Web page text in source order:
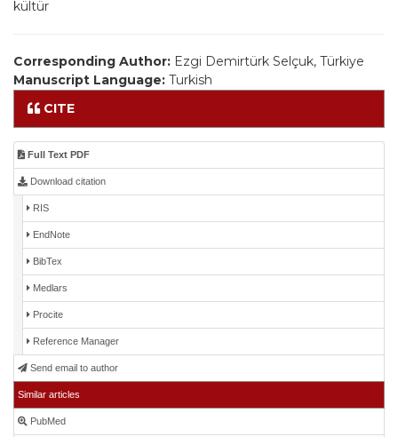
kültür
Corresponding Author: Ezgi Demirtürk Selçuk, Türkiye
Manuscript Language: Turkish
CITE
Full Text PDF
Download citation
RIS
EndNote
BibTex
Medlars
Procite
Reference Manager
Send email to author
Similar articles
PubMed